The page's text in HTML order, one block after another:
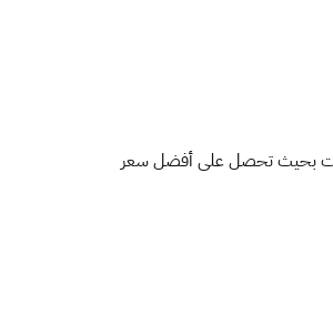
بحيث تحصل على أفضل سعر